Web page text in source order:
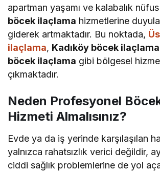
apartman yaşamı ve kalabalık
böcek ilaçlama hizmetlerine
giderek artmaktadır. Bu noktada,
ilaçlama, Kadıköy böcek ilaçlama
böcek ilaçlama gibi bölgesel
çıkmaktadır.
Neden Profesyonel
Hizmeti Almalısınız?
Evde ya da iş yerinde karşılaşılan
yalnızca rahatsızlık verici değildir,
ciddi sağlık problemlerine de yol